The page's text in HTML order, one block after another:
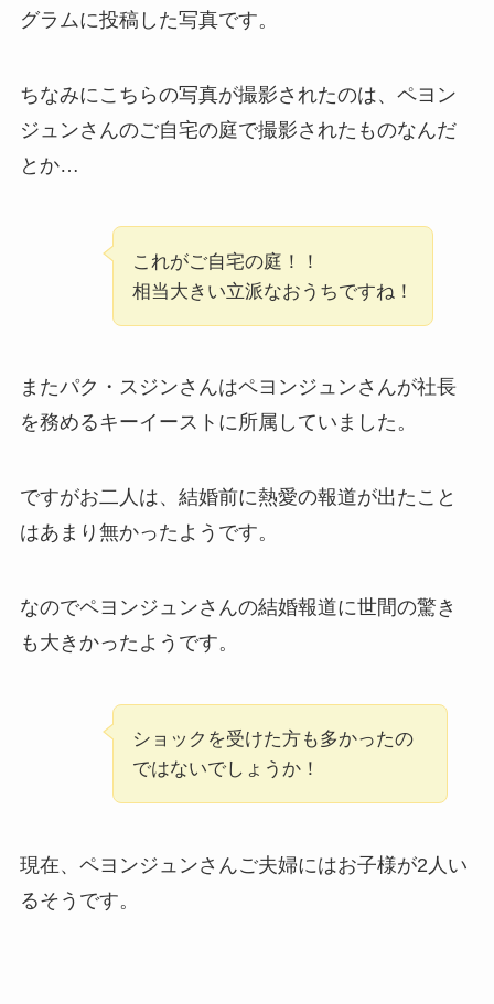
グラムに投稿した写真です。
ちなみにこちらの写真が撮影されたのは、ペヨン
ジュンさんのご自宅の庭で撮影されたものなんだ
とか…
これがご自宅の庭！！
相当大きい立派なおうちですね！
またパク・スジンさんはペヨンジュンさんが社長
を務めるキーイーストに所属していました。
ですがお二人は、結婚前に熱愛の報道が出たこと
はあまり無かったようです。
なのでペヨンジュンさんの結婚報道に世間の驚き
も大きかったようです。
ショックを受けた方も多かったの
ではないでしょうか！
現在、ペヨンジュンさんご夫婦にはお子様が2人い
るそうです。